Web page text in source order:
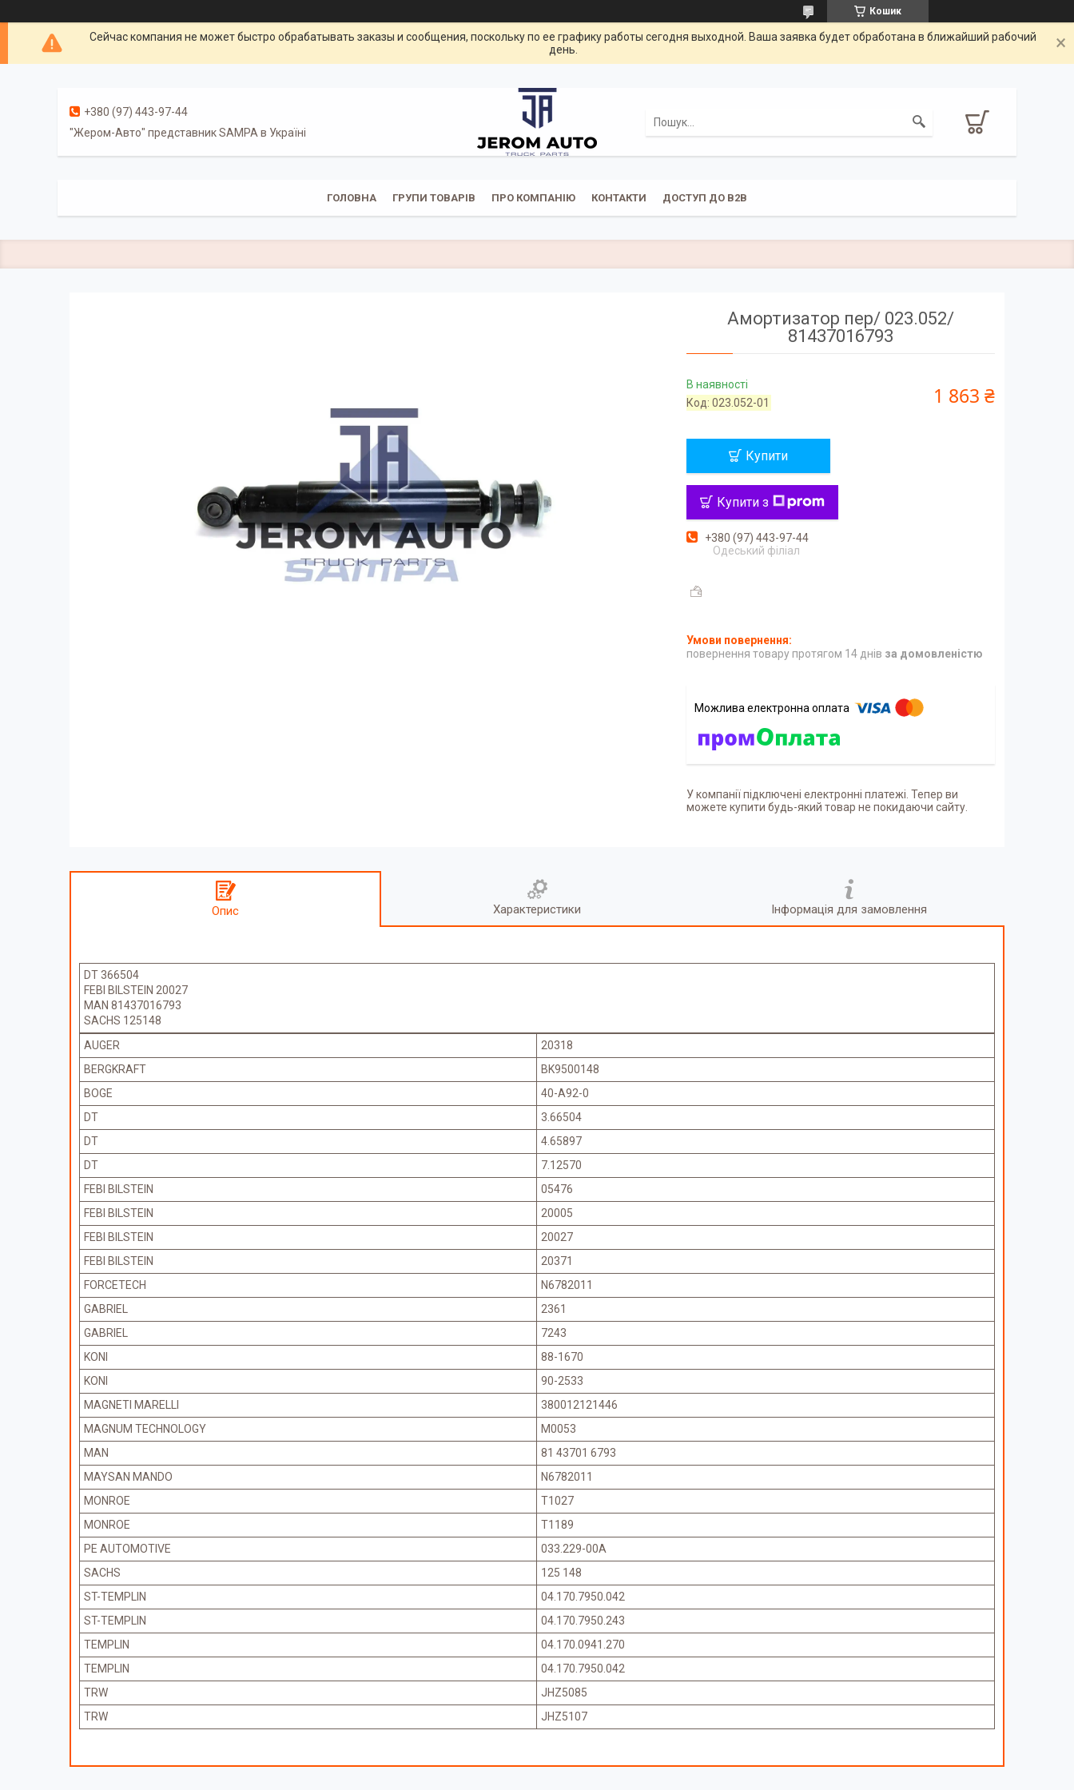
Кошик
Сейчас компания не может быстро обрабатывать заказы и сообщения, поскольку по ее графику работы сегодня выходной. Ваша заявка будет обработана в ближайший рабочий
день.
+380 (97) 443-97-44
"Жером-Авто" представник SAMPA в Україні
ГОЛОВНА ГРУПИ ТОВАРІВ ПРО КОМПАНІЮ КОНТАКТИ ДОСТУП ДО B2B
Амортизатор пер/ 023.052/
81437016793
В наявності
Код:023.052-01 1 863 ₴
Купити
Купити з
+380 (97) 443-97-44
Одеський філіал
повернення товару протягом 14 днів за домовленістю
У компанії підключені електронні платежі. Тепер ви
можете купити будь-який товар не покидаючи сайту.
Опис Характеристики Інформація для замовлення
DT 366504
FEBI BILSTEIN 20027
MAN 81437016793
SACHS 125148
AUGER
20318
BERGKRAFT
BK9500148
BOGE
40-A92-0
DT
3.66504
DT
4.65897
DT
7.12570
FEBI BILSTEIN
05476
FEBI BILSTEIN
20005
FEBI BILSTEIN
20027
FEBI BILSTEIN
20371
FORCETECH
N6782011
GABRIEL
2361
GABRIEL
7243
KONI
88-1670
KONI
90-2533
MAGNETI MARELLI
380012121446
MAGNUM TECHNOLOGY
M0053
MAN
81 43701 6793
MAYSAN MANDO
N6782011
MONROE
T1027
MONROE
T1189
PE AUTOMOTIVE
033.229-00A
SACHS
125 148
ST-TEMPLIN
04.170.7950.042
ST-TEMPLIN
04.170.7950.243
TEMPLIN
04.170.0941.270
TEMPLIN
04.170.7950.042
TRW
JHZ5085
TRW
JHZ5107